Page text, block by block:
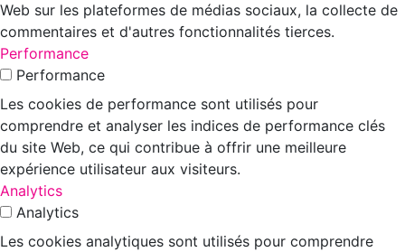
Web sur les plateformes de médias sociaux, la collecte de
commentaires et d'autres fonctionnalités tierces.
Performance
Performance
Les cookies de performance sont utilisés pour
comprendre et analyser les indices de performance clés
du site Web, ce qui contribue à offrir une meilleure
expérience utilisateur aux visiteurs.
Analytics
Analytics
Les cookies analytiques sont utilisés pour comprendre